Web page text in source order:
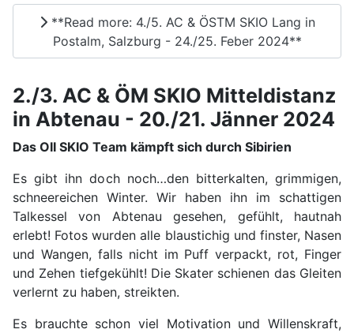
**Read more: 4./5. AC & ÖSTM SKIO Lang in
Postalm, Salzburg - 24./25. Feber 2024**
2./3. AC & ÖM SKIO Mitteldistanz
in Abtenau - 20./21. Jänner 2024
Das OII SKIO Team kämpft sich durch Sibirien
Es gibt ihn doch noch…den bitterkalten, grimmigen,
schneereichen Winter. Wir haben ihn im schattigen
Talkessel von Abtenau gesehen, gefühlt, hautnah
erlebt! Fotos wurden alle blaustichig und finster, Nasen
und Wangen, falls nicht im Puff verpackt, rot, Finger
und Zehen tiefgekühlt! Die Skater schienen das Gleiten
verlernt zu haben, streikten.
Es brauchte schon viel Motivation und Willenskraft,